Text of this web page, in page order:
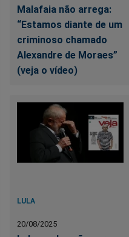
Malafaia não arrega:
“Estamos diante de um
criminoso chamado
Alexandre de Moraes”
(veja o vídeo)
LULA
20/08/2025